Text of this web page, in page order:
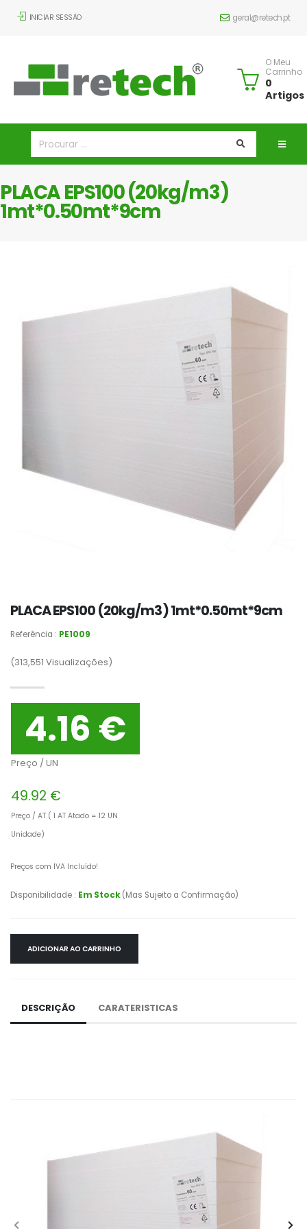
INICIAR SESSÃO geral@retech.pt
O Meu
Carrinho
0
Artigos
PLACA EPS100 (20kg/m3)
1mt*0.50mt*9cm
PLACA EPS100 (20kg/m3) 1mt*0.50mt*9cm
Referência : PE1009
(313,551 Visualizações)
4.16 €
Preço / UN
49.92 €
Preço / AT ( 1 AT Atado = 12 UN
Unidade)
Preços com IVA Incluído!
Disponibilidade : Em Stock(Mas Sujeito a Confirmação)
ADICIONAR AO CARRINHO
DESCRIÇÃO CARATERISTICAS